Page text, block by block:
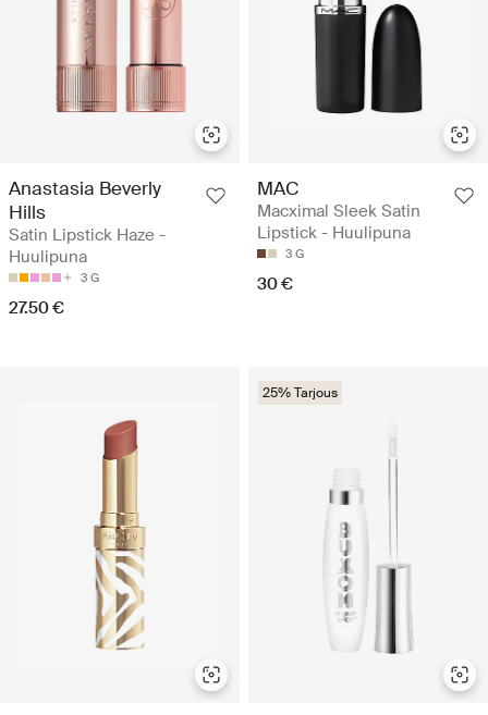
Anastasia Beverly
Hills
Satin Lipstick Haze -
Huulipuna
3 G
27.50 €
MAC
Macximal Sleek Satin
Lipstick - Huulipuna
3 G
30 €
25% Tarjous